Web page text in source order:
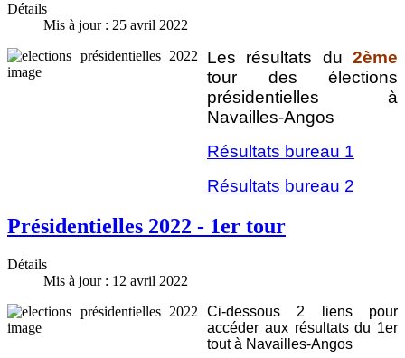
Détails
Mis à jour : 25 avril 2022
Les résultats du 2ème
tour des élections
présidentielles à
Navailles-Angos
Résultats bureau 1
Résultats bureau 2
Présidentielles 2022 - 1er tour
Détails
Mis à jour : 12 avril 2022
Ci-dessous 2 liens pour
accéder aux résultats du 1er
tout à Navailles-Angos